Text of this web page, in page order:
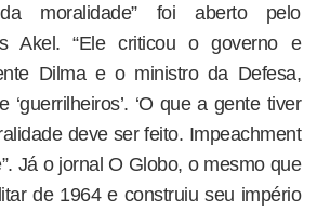
moralidade” foi aberto pelo
Akel. “Ele criticou o governo e
Dilma e o ministro da Defesa,
‘guerrilheiros’. ‘O que a gente tiver
deve ser feito. Impeachment
Já o jornal O Globo, o mesmo que
de 1964 e construiu seu império